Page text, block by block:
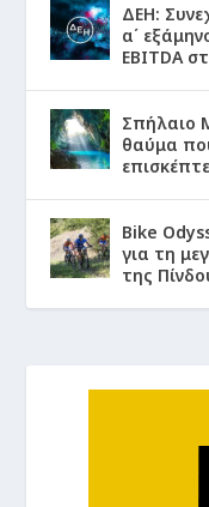
ΔΕΗ:
α΄
EBITDA
Σπήλαιο
θαύμα
Bike
για τη
της